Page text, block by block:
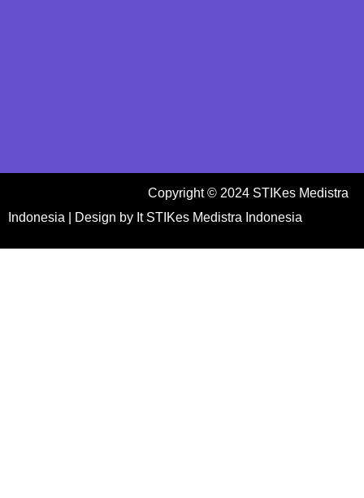
Copyright © 2024 STIKes Medistra
Indonesia | Design by It STIKes Medistra Indonesia